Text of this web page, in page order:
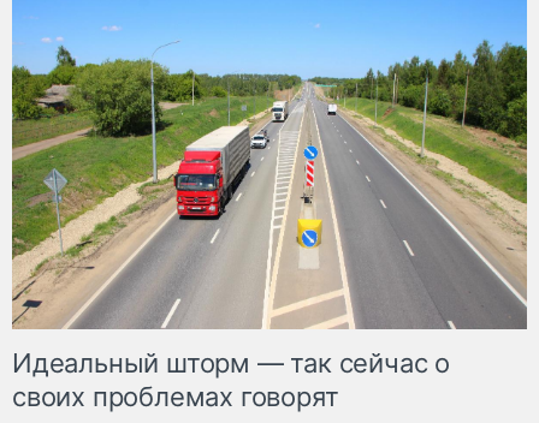
Идеальный шторм — так сейчас о
своих проблемах говорят